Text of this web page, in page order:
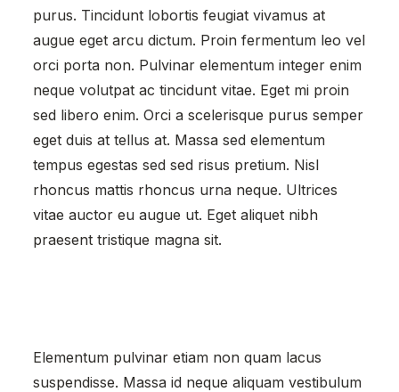
purus. Tincidunt lobortis feugiat vivamus at
augue eget arcu dictum. Proin fermentum leo vel
orci porta non. Pulvinar elementum integer enim
neque volutpat ac tincidunt vitae. Eget mi proin
sed libero enim. Orci a scelerisque purus semper
eget duis at tellus at. Massa sed elementum
tempus egestas sed sed risus pretium. Nisl
rhoncus mattis rhoncus urna neque. Ultrices
vitae auctor eu augue ut. Eget aliquet nibh
praesent tristique magna sit.
Elementum pulvinar etiam non quam lacus
suspendisse. Massa id neque aliquam vestibulum